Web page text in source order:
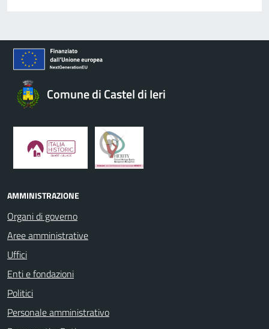
Comune di Castel di Ieri
AMMINISTRAZIONE
Organi di governo
Aree amministrative
Uffici
Enti e fondazioni
Politici
Personale amministrativo